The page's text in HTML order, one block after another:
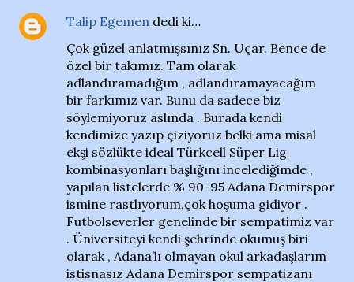
Talip Egemen dedi ki…
Çok güzel anlatmışsınız Sn. Uçar. Bence de
özel bir takımız. Tam olarak
adlandıramadığım , adlandıramayacağım
bir farkımız var. Bunu da sadece biz
söylemiyoruz aslında . Burada kendi
kendimize yazıp çiziyoruz belki ama misal
ekşi sözlükte ideal Türkcell Süper Lig
kombinasyonları başlığını incelediğimde ,
yapılan listelerde % 90-95 Adana Demirspor
ismine rastlıyorum,çok hoşuma gidiyor .
Futbolseverler genelinde bir sempatimiz var
. Üniversiteyi kendi şehrinde okumuş biri
olarak , Adana’lı olmayan okul arkadaşlarım
istisnasız Adana Demirspor sempatizanı